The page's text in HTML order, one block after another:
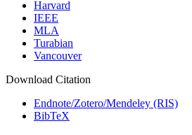
Harvard
IEEE
MLA
Turabian
Vancouver
Download Citation
Endnote/Zotero/Mendeley (RIS)
BibTeX